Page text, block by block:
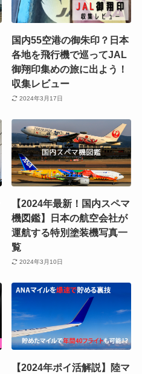
国内55空港の御朱印？日本
各地を飛行機で巡ってJAL
御翔印集めの旅に出よう！
収集レビュー
2024年3月17日
【2024年最新！国内スペマ
機図鑑】日本の航空会社が
運航する特別塗装機写真一
覧
2024年3月10日
【2024年ポイ活解説】陸マ